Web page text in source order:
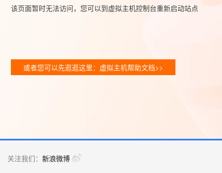
该页面暂时无法访问，您可以到虚拟主机控制台重新启动站点
或者您可以先逛逛这里：虚拟主机帮助文档>>